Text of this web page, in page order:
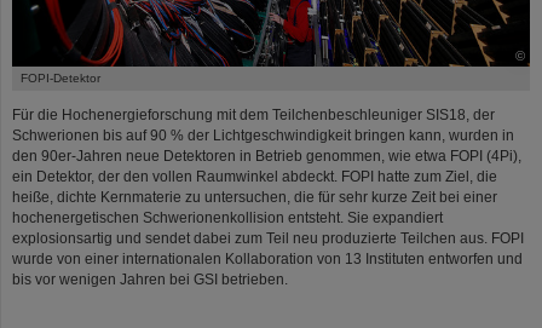
©
FOPI-Detektor
Für die Hochenergieforschung mit dem Teilchenbeschleuniger SIS18, der
Schwerionen bis auf 90 % der Lichtgeschwindigkeit bringen kann, wurden in
den 90er-Jahren neue Detektoren in Betrieb genommen, wie etwa FOPI (4Pi),
ein Detektor, der den vollen Raumwinkel abdeckt. FOPI hatte zum Ziel, die
heiße, dichte Kernmaterie zu untersuchen, die für sehr kurze Zeit bei einer
hochenergetischen Schwerionenkollision entsteht. Sie expandiert
explosionsartig und sendet dabei zum Teil neu produzierte Teilchen aus. FOPI
wurde von einer internationalen Kollaboration von 13 Instituten entworfen und
bis vor wenigen Jahren bei GSI betrieben.